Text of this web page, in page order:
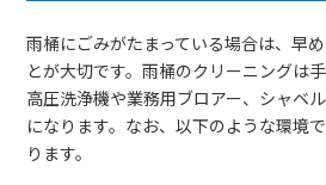
雨桶にごみがたまっている場合は、早
とが大切です。雨桶のクリーニングは
高圧洗浄機や業務用ブロアー、シャベ
になります。なお、以下のような環境
ります。